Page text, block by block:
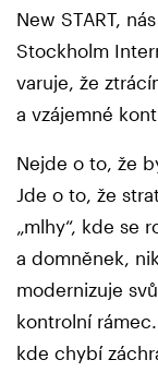
New START,
Stockholm
varuje, že
a vzájemné
Nejde o to, že
Jde o to, že
„mlhy“, kde se
a domněnek,
modernizuje
kontrolní
kde chybí